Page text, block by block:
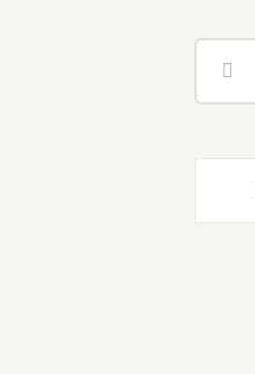
Zoeken